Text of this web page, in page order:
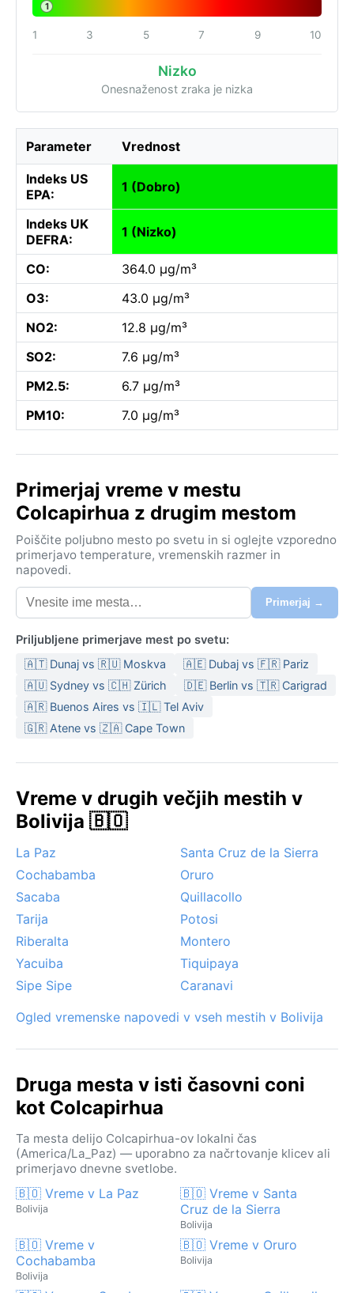
1
1 3 5 7 9 10
Nizko
Onesnaženost zraka je nizka
Parameter Vrednost
Indeks US
EPA:
1 (Dobro)
Indeks UK
DEFRA:
1 (Nizko)
CO:
364.0 µg/m³
O3:
43.0 µg/m³
NO2:
12.8 µg/m³
SO2:
7.6 µg/m³
PM2.5:
6.7 µg/m³
PM10:
7.0 µg/m³
Primerjaj vreme v mestu
Colcapirhua z drugim mestom
Poiščite poljubno mesto po svetu in si oglejte vzporedno
primerjavo temperature, vremenskih razmer in
napovedi.
Primerjaj →
Priljubljene primerjave mest po svetu:
🇦🇹 Dunaj vs 🇷🇺 Moskva
🇦🇪 Dubaj vs 🇫🇷 Pariz
🇦🇺 Sydney vs 🇨🇭 Zürich
🇩🇪 Berlin vs 🇹🇷 Carigrad
🇦🇷 Buenos Aires vs 🇮🇱 Tel Aviv
🇬🇷 Atene vs 🇿🇦 Cape Town
Vreme v drugih večjih mestih v
Bolivija 🇧🇴
La Paz
Santa Cruz de la Sierra
Cochabamba
Oruro
Sacaba
Quillacollo
Tarija
Potosi
Riberalta
Montero
Yacuiba
Tiquipaya
Sipe Sipe
Caranavi
Ogled vremenske napovedi v vseh mestih v Bolivija
Druga mesta v isti časovni coni
kot Colcapirhua
Ta mesta delijo Colcapirhua-ov lokalni čas
(America/La_Paz) — uporabno za načrtovanje klicev ali
primerjavo dnevne svetlobe.
🇧🇴 Vreme v La Paz
Bolivija
🇧🇴 Vreme v Santa
Cruz de la Sierra
Bolivija
🇧🇴 Vreme v
Cochabamba
Bolivija
🇧🇴 Vreme v Oruro
Bolivija